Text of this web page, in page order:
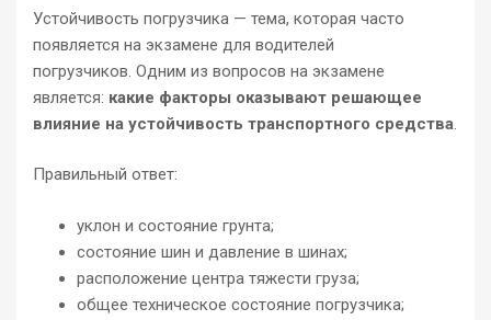
Устойчивость погрузчика — тема, которая часто
появляется на экзамене для водителей
погрузчиков. Одним из вопросов на экзамене
является: какие факторы оказывают решающее
влияние на устойчивость транспортного средства.
Правильный ответ:
уклон и состояние грунта;
состояние шин и давление в шинах;
расположение центра тяжести груза;
общее техническое состояние погрузчика;